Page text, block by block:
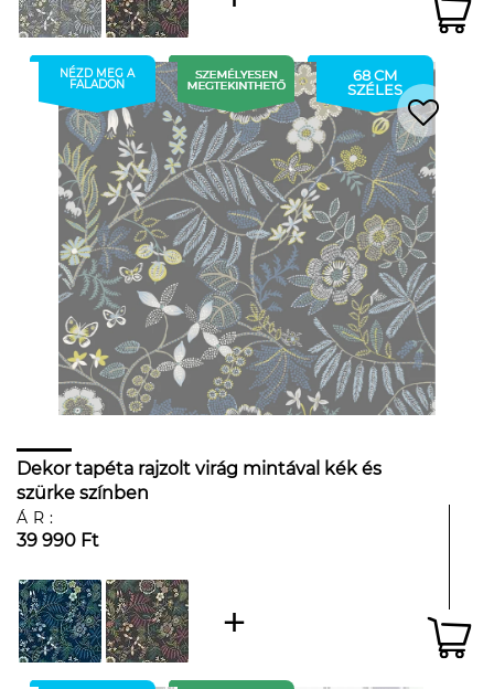
NÉZD MEG A
FALADON
68 CM
SZÉLES
Dekor tapéta rajzolt virág mintával kék és
szürke színben
ÁR:
39 990 Ft